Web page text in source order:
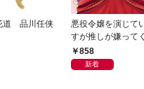
道 品川任侠
悪役令嬢を演じて
すが推しが嫌って
ません【単行本版】
（１）【電子限定
858
新着